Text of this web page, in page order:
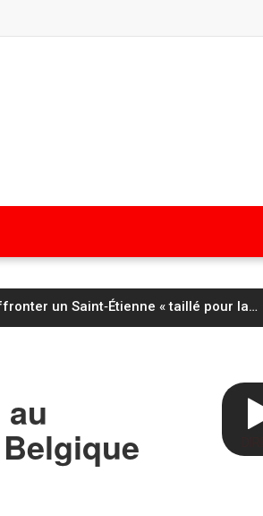
un Saint‑Étienne « taillé pour la…